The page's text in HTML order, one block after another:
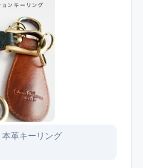
本革キーリング